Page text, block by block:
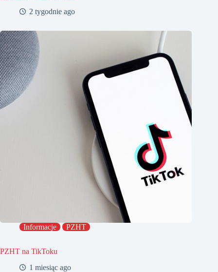
2 tygodnie ago
Informacje PZHT
PZHT na TikToku
1 miesiąc ago